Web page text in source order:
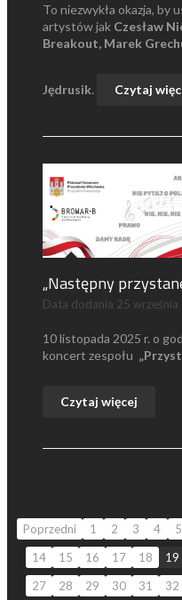
To niezwykła okazja, by
artystów jak Czesław
Breakout, Marek
Jędrusik. Czytaj
„Następny
Data dodania 25
10 listopada 2025 r. o
koncert zespołu
Czytaj więcej
Poprzedni 1 2 3 4 5
14
15 16 17 18 19
27
28 29 30 31 32